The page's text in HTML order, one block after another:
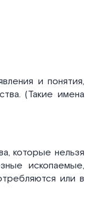
и понятия,
(Такие имена
которые нельзя
ископаемые,
или в